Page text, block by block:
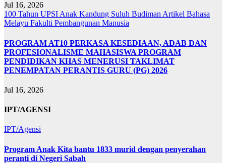
Jul 16, 2026
100 Tahun UPSI Anak Kandung Suluh Budiman Artikel Bahasa
Melayu Fakulti Pembangunan Manusia
PROGRAM AT10 PERKASA KESEDIAAN, ADAB DAN
PROFESIONALISME MAHASISWA PROGRAM
PENDIDIKAN KHAS MENERUSI TAKLIMAT
PENEMPATAN PERANTIS GURU (PG) 2026
Jul 16, 2026
IPT/AGENSI
IPT/Agensi
Program Anak Kita bantu 1833 murid dengan penyerahan
peranti di Negeri Sabah